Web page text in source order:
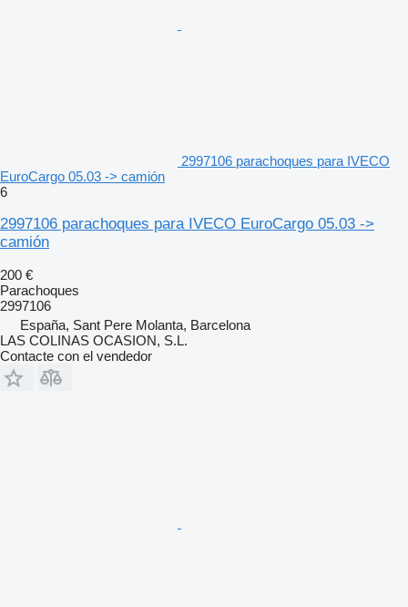
2997106 parachoques para IVECO
EuroCargo 05.03 -> camión
6
2997106 parachoques para IVECO EuroCargo 05.03 ->
camión
200 €
Parachoques
2997106
España, Sant Pere Molanta, Barcelona
LAS COLINAS OCASION, S.L.
Contacte con el vendedor